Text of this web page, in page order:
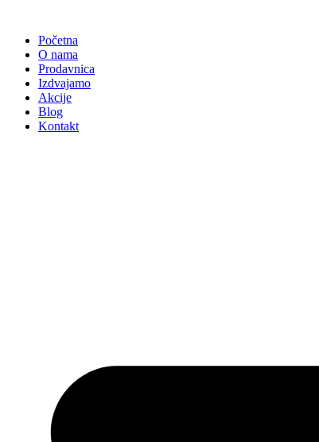
sadržajPočetna
O nama
Prodavnica
Izdvajamo
Akcije
Blog
Kontakt